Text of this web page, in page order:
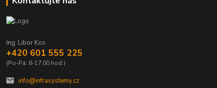
Ing. Libor Kos
+420 601 555 225
(Po-Pá: 8-17:00 hod.)
info@infrasystemy.cz